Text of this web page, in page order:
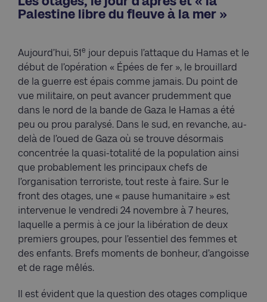
Palestine libre du fleuve à la mer »
Aujourd’hui, 51 e jour depuis l’attaque du Hamas et le
début de l’opération « Épées de fer », le brouillard
de la guerre est épais comme jamais. Du point de
vue militaire, on peut avancer prudemment que
dans le nord de la bande de Gaza le Hamas a été
peu ou prou paralysé. Dans le sud, en revanche, au-
delà de l’oued de Gaza où se trouve désormais
concentrée la quasi-totalité de la population ainsi
que probablement les principaux chefs de
l’organisation terroriste, tout reste à faire. Sur le
front des otages, une « pause humanitaire » est
intervenue le vendredi 24 novembre à 7 heures,
laquelle a permis à ce jour la libération de deux
premiers groupes, pour l’essentiel des femmes et
des enfants. Brefs moments de bonheur, d’angoisse
et de rage mêlés.
Il est évident que la question des otages complique